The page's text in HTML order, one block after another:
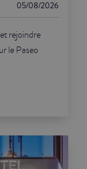
05/08/2026
rejoindre
le Paseo